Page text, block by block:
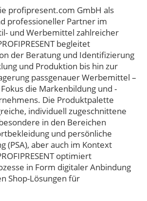
profipresent.com GmbH als
professioneller Partner im
und Werbemittel zahlreicher
begleitet
der Beratung und Identifizierung
und Produktion bis hin zur
passgenauer Werbemittel –
die Markenbildung und -
Die Produktpalette
individuell zugeschnittene
in den Bereichen
und persönliche
(PSA), aber auch im Kontext
optimiert
in Form digitaler Anbindung
Shop-Lösungen für